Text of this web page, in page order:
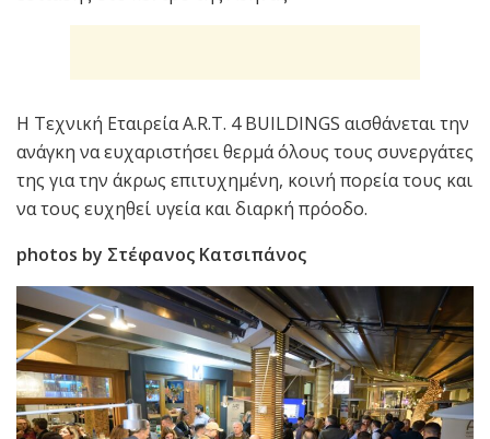
Η Τεχνική Εταιρεία Α.R.T. 4 BUILDINGS αισθάνεται την
ανάγκη να ευχαριστήσει θερμά όλους τους συνεργάτες
της για την άκρως επιτυχημένη, κοινή πορεία τους και
να τους ευχηθεί υγεία και διαρκή πρόοδο.
photos by Στέφανος Κατσιπάνος